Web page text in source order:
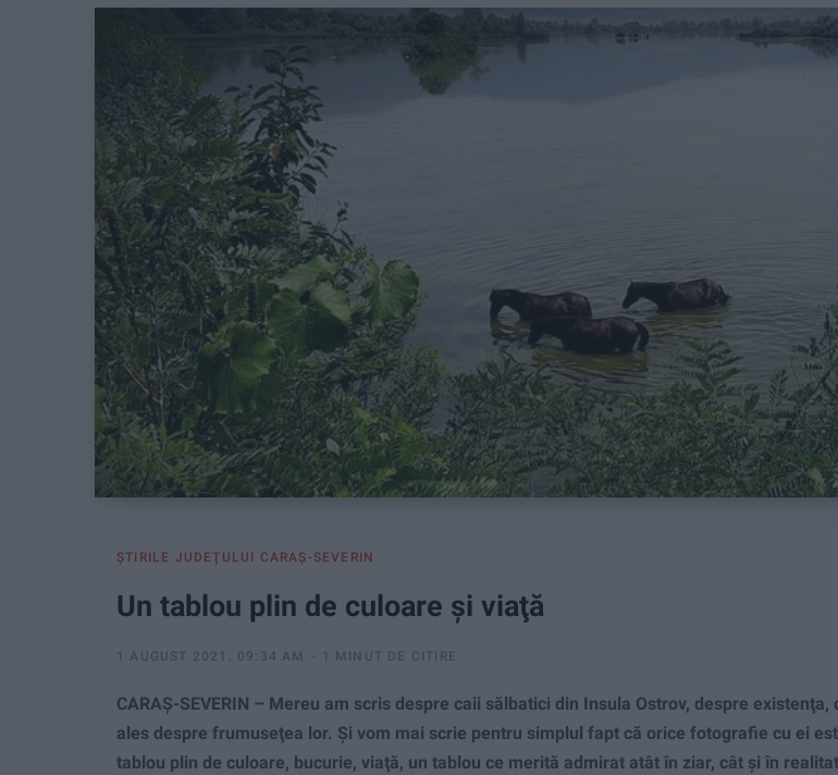
ŞTIRILE JUDEŢULUI CARAŞ-SEVERIN
Un tablou plin de culoare şi viaţă
1 AUGUST 2021, 09:34 AM 1 MINUT DE CITIRE
CARAȘ-SEVERIN – Mereu am scris despre caii sălbatici din Insula Ostrov, despre existenţa,
ales despre frumuseţea lor. Şi vom mai scrie pentru simplul fapt că orice fotografie cu ei
tablou plin de culoare, bucurie, viaţă, un tablou ce merită admirat atât în ziar, cât şi în